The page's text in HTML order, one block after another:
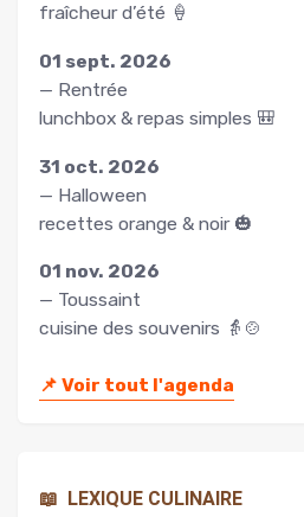
fraîcheur d’été 🍦
01 sept. 2026
— Rentrée
lunchbox & repas simples 🎒
31 oct. 2026
— Halloween
recettes orange & noir 🎃
01 nov. 2026
— Toussaint
cuisine des souvenirs 👵🍲
📌 Voir tout l'agenda
📖 LEXIQUE CULINAIRE
Rechercher